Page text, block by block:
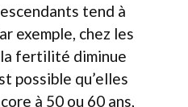
tend à
exemple, chez les
fertilité diminue
possible qu’elles
à 50 ou 60 ans,